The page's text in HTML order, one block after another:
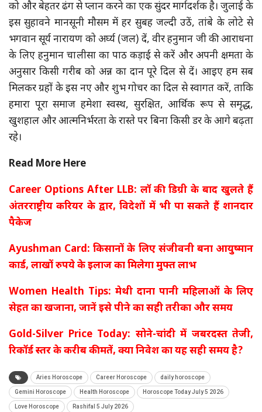
को और बेहतर ढंग से प्लान करने का एक सुंदर मार्गदर्शक है। जुलाई के
इस सुहावने मानसूनी मौसम में हर सुबह जल्दी उठें, तांबे के लोटे से
भगवान सूर्य नारायण को अर्घ्य (जल) दें, वीर हनुमान जी की आराधना
के लिए हनुमान चालीसा का पाठ कड़ाई से करें और अपनी क्षमता के
अनुसार किसी गरीब को अन्न का दान पूरे दिल से दें। आइए हम सब
मिलकर ग्रहों के इस नए और शुभ गोचर का दिल से स्वागत करें, ताकि
हमारा पूरा समाज हमेशा स्वस्थ, सुरक्षित, आर्थिक रूप से समृद्ध,
खुशहाल और आत्मनिर्भरता के रास्ते पर बिना किसी डर के आगे बढ़ता
रहे।
Read More Here
Career Options After LLB: लॉ की डिग्री के बाद खुलते हैं
अंतरराष्ट्रीय करियर के द्वार, विदेशों में भी पा सकते हैं शानदार
पैकेज
Ayushman Card: किसानों के लिए संजीवनी बना आयुष्मान
कार्ड, लाखों रुपये के इलाज का मिलेगा मुफ्त लाभ
Women Health Tips: मेथी दाना पानी महिलाओं के लिए
सेहत का खजाना, जानें इसे पीने का सही तरीका और समय
Gold-Silver Price Today: सोने-चांदी में जबरदस्त तेजी,
रिकॉर्ड स्तर के करीब कीमतें, क्या निवेश का यह सही समय है?
Aries Horoscope Career Horoscope daily horoscope
Gemini Horoscope Health Horoscope Horoscope Today July 5 2026
Love Horoscope Rashifal 5 July 2026